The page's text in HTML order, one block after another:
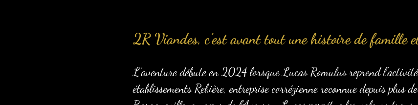
2R Viandes, c’est avant tout une histoire de famille
L’aventure débute en 2024 lorsque Lucas Romulus reprend
établissements Rebière, entreprise corrézienne reconnue depuis plus